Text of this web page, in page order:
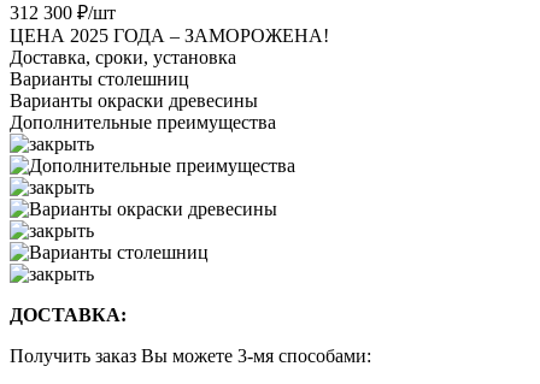
312 300 ₽/шт
ЦЕНА 2025 ГОДА – ЗАМОРОЖЕНА!
Доставка, сроки, установка
Варианты столешниц
Варианты окраски древесины
Дополнительные преимущества
ДОСТАВКА:
Получить заказ Вы можете 3-мя способами: